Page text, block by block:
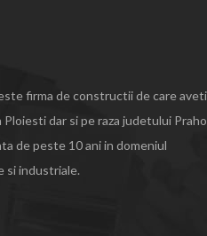
firma de constructii de care aveti
dar si pe raza judetului
de peste 10 ani in domeniul
si industriale.